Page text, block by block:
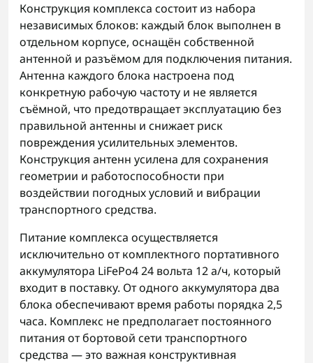
Конструкция комплекса состоит из набора
независимых блоков: каждый блок выполнен в
отдельном корпусе, оснащён собственной
антенной и разъёмом для подключения питания.
Антенна каждого блока настроена под
конкретную рабочую частоту и не является
съёмной, что предотвращает эксплуатацию без
правильной антенны и снижает риск
повреждения усилительных элементов.
Конструкция антенн усилена для сохранения
геометрии и работоспособности при
воздействии погодных условий и вибрации
транспортного средства.
Питание комплекса осуществляется
исключительно от комплектного портативного
аккумулятора LiFePo4 24 вольта 12 а/ч, который
входит в поставку. От одного аккумулятора два
блока обеспечивают время работы порядка 2,5
часа. Комплекс не предполагает постоянного
питания от бортовой сети транспортного
средства — это важная конструктивная